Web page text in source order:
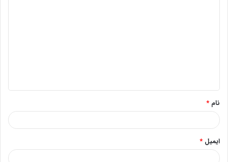
*
نام *
ایمیل *